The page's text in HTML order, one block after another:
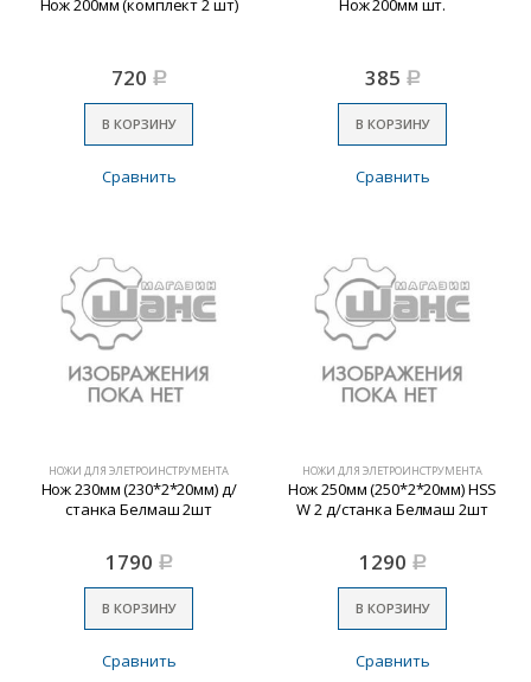
Нож 200мм (комплект 2 шт)
720 Р
В КОРЗИНУ
Сравнить
Нож 200мм шт.
385 Р
В КОРЗИНУ
Сравнить
НОЖИ ДЛЯ ЭЛЕТРОИНСТРУМЕНТА
Нож 230мм (230*2*20мм) д/
станка Белмаш 2шт
1790 Р
В КОРЗИНУ
Сравнить
НОЖИ ДЛЯ ЭЛЕТРОИНСТРУМЕНТА
Нож 250мм (250*2*20мм) HSS
W 2 д/станка Белмаш 2шт
1290 Р
В КОРЗИНУ
Сравнить